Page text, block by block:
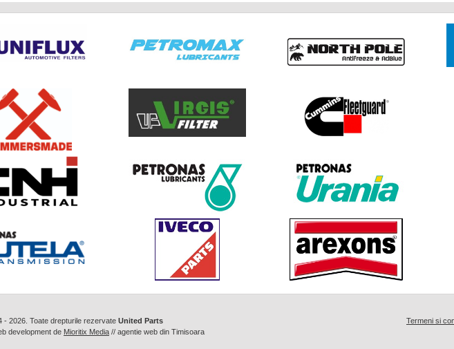
- 2026. Toate drepturile rezervate United Parts
development de Mioritix Media // agentie web din Timisoara
Termeni si